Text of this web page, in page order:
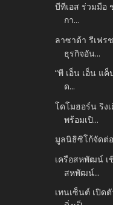
บีทีเอส ร่วมมือ
กา...
ลาซาด้า รีเฟ
ธุรกิจอัน...
“พี เอ็น เอ็น แ
ด...
โดโมฮอร์น ริง
พร้อมเปิ...
มูลนิธิซิโก้จัดต่
เครือสหพัฒน์ เ
สหพัฒน์...
เทนเซ็นต์ เปิด